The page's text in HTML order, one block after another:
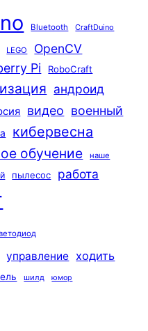
Bluetooth CraftDuino
LEGO OpenCV
Pi RoboCraft
андроид
видео военный
кибервесна
обучение наше
пылесос работа
управление ходить
шилд юмор